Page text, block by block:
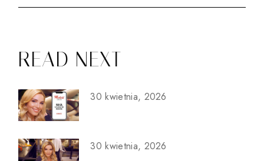
READ NEXT
30 kwietnia, 2026
30 kwietnia, 2026